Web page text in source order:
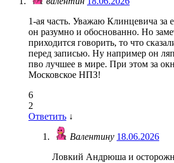
1-ая часть. Уважаю Клинцевича за
он разумно и обоснованно. Но
приходится говорить, то что
перед записью. Ну например он
пво лучшее в мире. При этом за
Московское НПЗ!
6
2
Ответить ↓
Валентину 18.06.2026
Ловкий Андрюша и